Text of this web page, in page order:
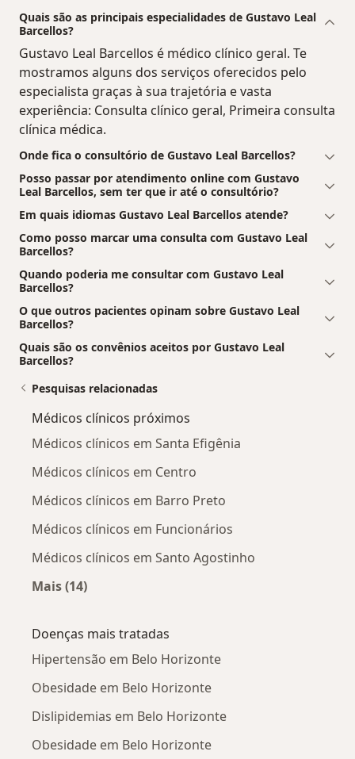
Quais são as principais especialidades de Gustavo Leal
Barcellos?
Gustavo Leal Barcellos é médico clínico geral. Te
mostramos alguns dos serviços oferecidos pelo
especialista graças à sua trajetória e vasta
experiência: Consulta clínico geral, Primeira consulta
clínica médica.
Onde fica o consultório de Gustavo Leal Barcellos?
Posso passar por atendimento online com Gustavo
Leal Barcellos, sem ter que ir até o consultório?
Em quais idiomas Gustavo Leal Barcellos atende?
Como posso marcar uma consulta com Gustavo Leal
Barcellos?
Quando poderia me consultar com Gustavo Leal
Barcellos?
O que outros pacientes opinam sobre Gustavo Leal
Barcellos?
Quais são os convênios aceitos por Gustavo Leal
Barcellos?
Pesquisas relacionadas
Médicos clínicos próximos
Médicos clínicos em Santa Efigênia
Médicos clínicos em Centro
Médicos clínicos em Barro Preto
Médicos clínicos em Funcionários
Médicos clínicos em Santo Agostinho
Mais (14)
Doenças mais tratadas
Hipertensão em Belo Horizonte
Obesidade em Belo Horizonte
Dislipidemias em Belo Horizonte
Obesidade em Belo Horizonte